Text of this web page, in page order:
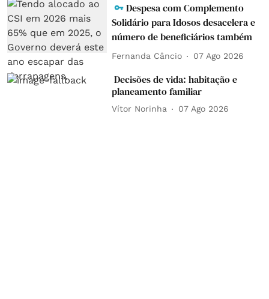
Despesa com Complemento
Solidário para Idosos desacelera e
número de beneficiários também
Fernanda Câncio 07 Ago 2026
Decisões de vida: habitação e
planeamento familiar
Vítor Norinha 07 Ago 2026